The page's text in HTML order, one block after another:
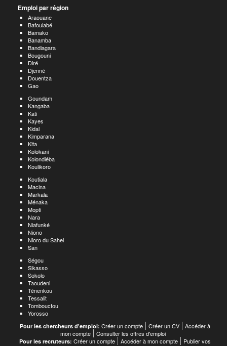
Emploi par région
Araouane
Bafoulabé
Bamako
Banamba
Bandiagara
Bougouni
Diré
Djenné
Douentza
Gao
Goundam
Kangaba
Kati
Kayes
Kidal
Kimparana
Kita
Kolokani
Kolondiéba
Koulikoro
Koutiala
Macina
Markala
Ménaka
Mopti
Nara
Niafunké
Niono
Nioro du Sahel
San
Ségou
Sikasso
Sokolo
Taoudeni
Ténenkou
Tessalit
Tombouctou
Yorosso
Pour les chercheurs d'emploi: Créer un compte Créer un CV
Accéder à
mon compte
Consulter les offres d'emploi
Pour les recruteurs: Créer un compte Accéder à mon compte
Publier vos